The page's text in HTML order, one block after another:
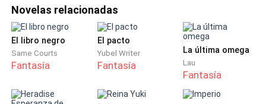
Ciertamente que hubiera esperado más de todos
ustedes —dijo con el poco tacto que lo caracterizaba.
—El peor de todos los resultados, sin duda alguna, es
el de la Srta. Takamura… Saki Takamura —adujo.
Al final de la fila se encontraba una joven japonesa de
21 años, toda vestida de negro y ropajes de estilo
Novelas relacionadas
El libro negro
Same Courts
Fantasía
El pacto
Yubel Writer
Fantasía
La última omega
Lau
Fantasía